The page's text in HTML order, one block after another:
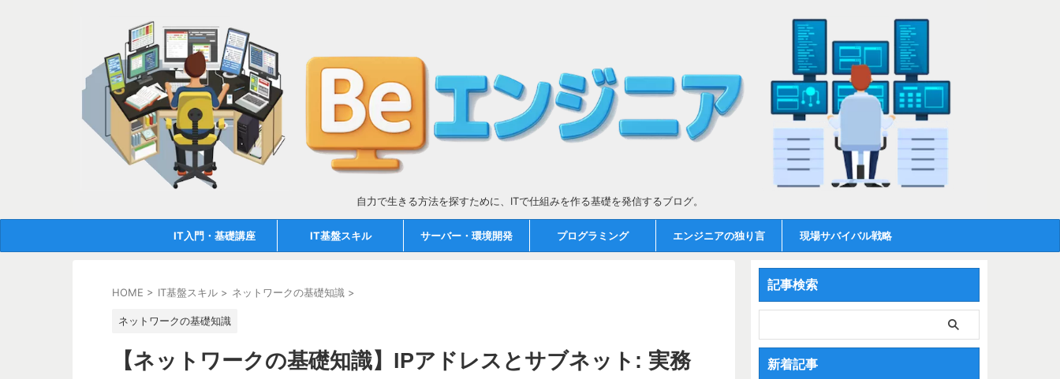
自力で生きる方法を探すために、ITで仕組みを作る基礎を発信するブログ。
IT入門・基礎講座 IT基盤スキル サーバー・環境開発 プログラミング エンジニアの独り言 現場サバイバル戦略
HOME > IT基盤スキル > ネットワークの基礎知識 >
ネットワークの基礎知識
【ネットワークの基礎知識】IPアドレスとサブネット: 実務
記事検索
新着記事